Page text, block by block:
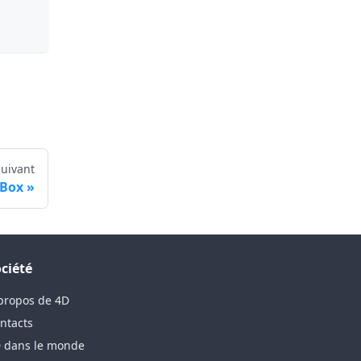
de 4D
dans le monde